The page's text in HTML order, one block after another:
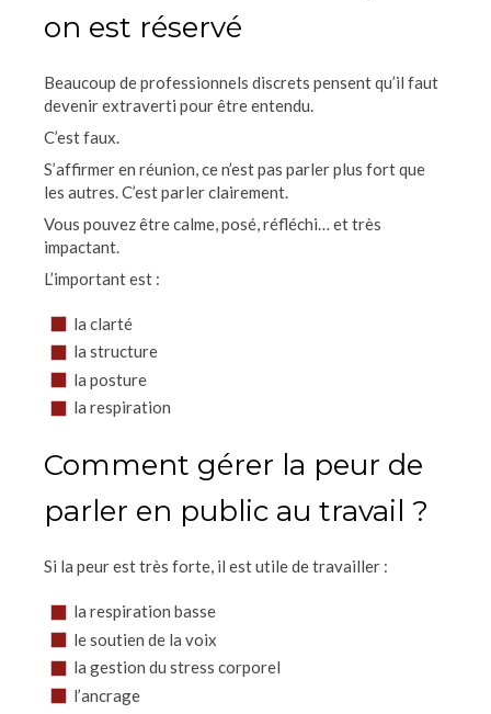
on est réservé
Beaucoup de professionnels discrets pensent qu’il faut
devenir extraverti pour être entendu.
C’est faux.
S’affirmer en réunion, ce n’est pas parler plus fort que
les autres. C’est parler clairement.
Vous pouvez être calme, posé, réfléchi… et très
impactant.
L’important est :
la clarté
la structure
la posture
la respiration
Comment gérer la peur de
parler en public au travail ?
Si la peur est très forte, il est utile de travailler :
la respiration basse
le soutien de la voix
la gestion du stress corporel
l’ancrage